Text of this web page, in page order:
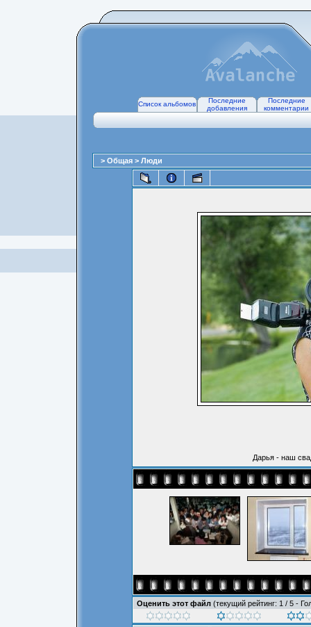
Список альбомов
Последние
добавления
Последние
комментарии
> Общая > Люди
Дарья - наш
Оценить этот файл (текущий рейтинг: 1 / 5 -